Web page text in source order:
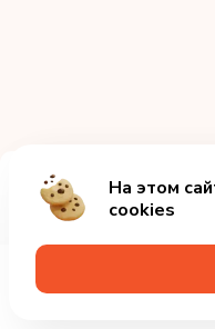
На этом
cookies